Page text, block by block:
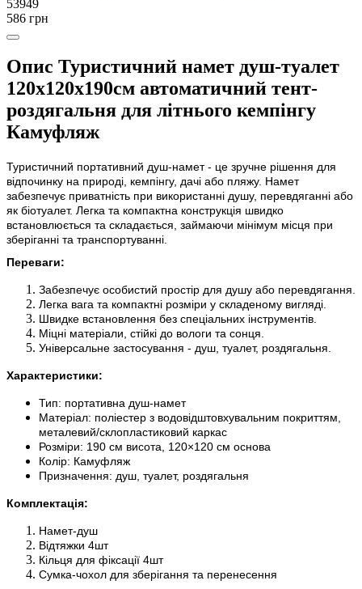
53949
586 грн
Опис Туристичний намет душ-туалет
120х120х190см автоматичний тент-
роздягальня для літнього кемпінгу
Камуфляж
Туристичний портативний душ-намет - це зручне рішення для
відпочинку на природі, кемпінгу, дачі або пляжу. Намет
забезпечує приватність при використанні душу, перевдяганні або
як біотуалет. Легка та компактна конструкція швидко
встановлюється та складається, займаючи мінімум місця при
зберіганні та транспортуванні.
Переваги:
Забезпечує особистий простір для душу або перевдягання.
Легка вага та компактні розміри у складеному вигляді.
Швидке встановлення без спеціальних інструментів.
Міцні матеріали, стійкі до вологи та сонця.
Універсальне застосування - душ, туалет, роздягальня.
Характеристики:
Тип: портативна душ-намет
Матеріал: поліестер з водовідштовхувальним покриттям,
металевий/склопластиковий каркас
Розміри: 190 см висота, 120×120 см основа
Колір: Камуфляж
Призначення: душ, туалет, роздягальня
Комплектація:
Намет-душ
Відтяжки 4шт
Кільця для фіксації 4шт
Сумка-чохол для зберігання та перенесення